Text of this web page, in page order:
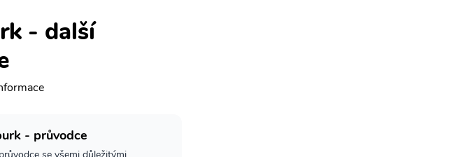
- další
- průvodce